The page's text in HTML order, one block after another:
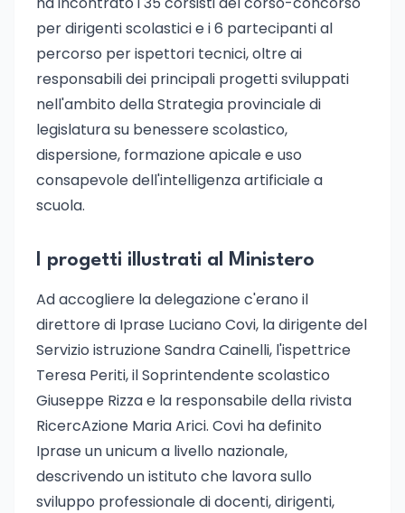
per dirigenti scolastici e i 6 partecipanti al
percorso per ispettori tecnici, oltre ai
responsabili dei principali progetti sviluppati
nell'ambito della Strategia provinciale di
legislatura su benessere scolastico,
dispersione, formazione apicale e uso
consapevole dell'intelligenza artificiale a
scuola.
I progetti illustrati al Ministero
Ad accogliere la delegazione c'erano il
direttore di Iprase Luciano Covi, la dirigente del
Servizio istruzione Sandra Cainelli, l'ispettrice
Teresa Periti, il Soprintendente scolastico
Giuseppe Rizza e la responsabile della rivista
RicercAzione Maria Arici. Covi ha definito
Iprase un unicum a livello nazionale,
descrivendo un istituto che lavora sullo
sviluppo professionale di docenti, dirigenti,